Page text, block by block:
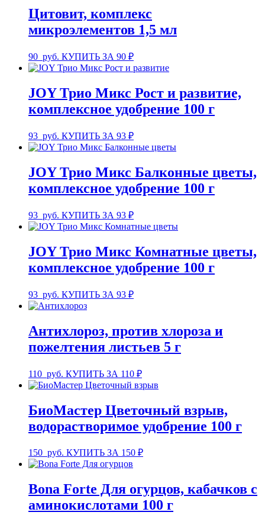
Цитовит, комплекс
микроэлементов 1,5 мл
90 руб. КУПИТЬ ЗА 90 ₽
JOY Трио Микс Рост и развитие,
комплексное удобрение 100 г
93 руб. КУПИТЬ ЗА 93 ₽
JOY Трио Микс Балконные цветы,
комплексное удобрение 100 г
93 руб. КУПИТЬ ЗА 93 ₽
JOY Трио Микс Комнатные цветы,
комплексное удобрение 100 г
93 руб. КУПИТЬ ЗА 93 ₽
Антихлороз, против хлороза и
пожелтения листьев 5 г
110 руб. КУПИТЬ ЗА 110 ₽
БиоМастер Цветочный взрыв,
водорастворимое удобрение 100 г
150 руб. КУПИТЬ ЗА 150 ₽
Bona Forte Для огурцов, кабачков с
аминокислотами 100 г